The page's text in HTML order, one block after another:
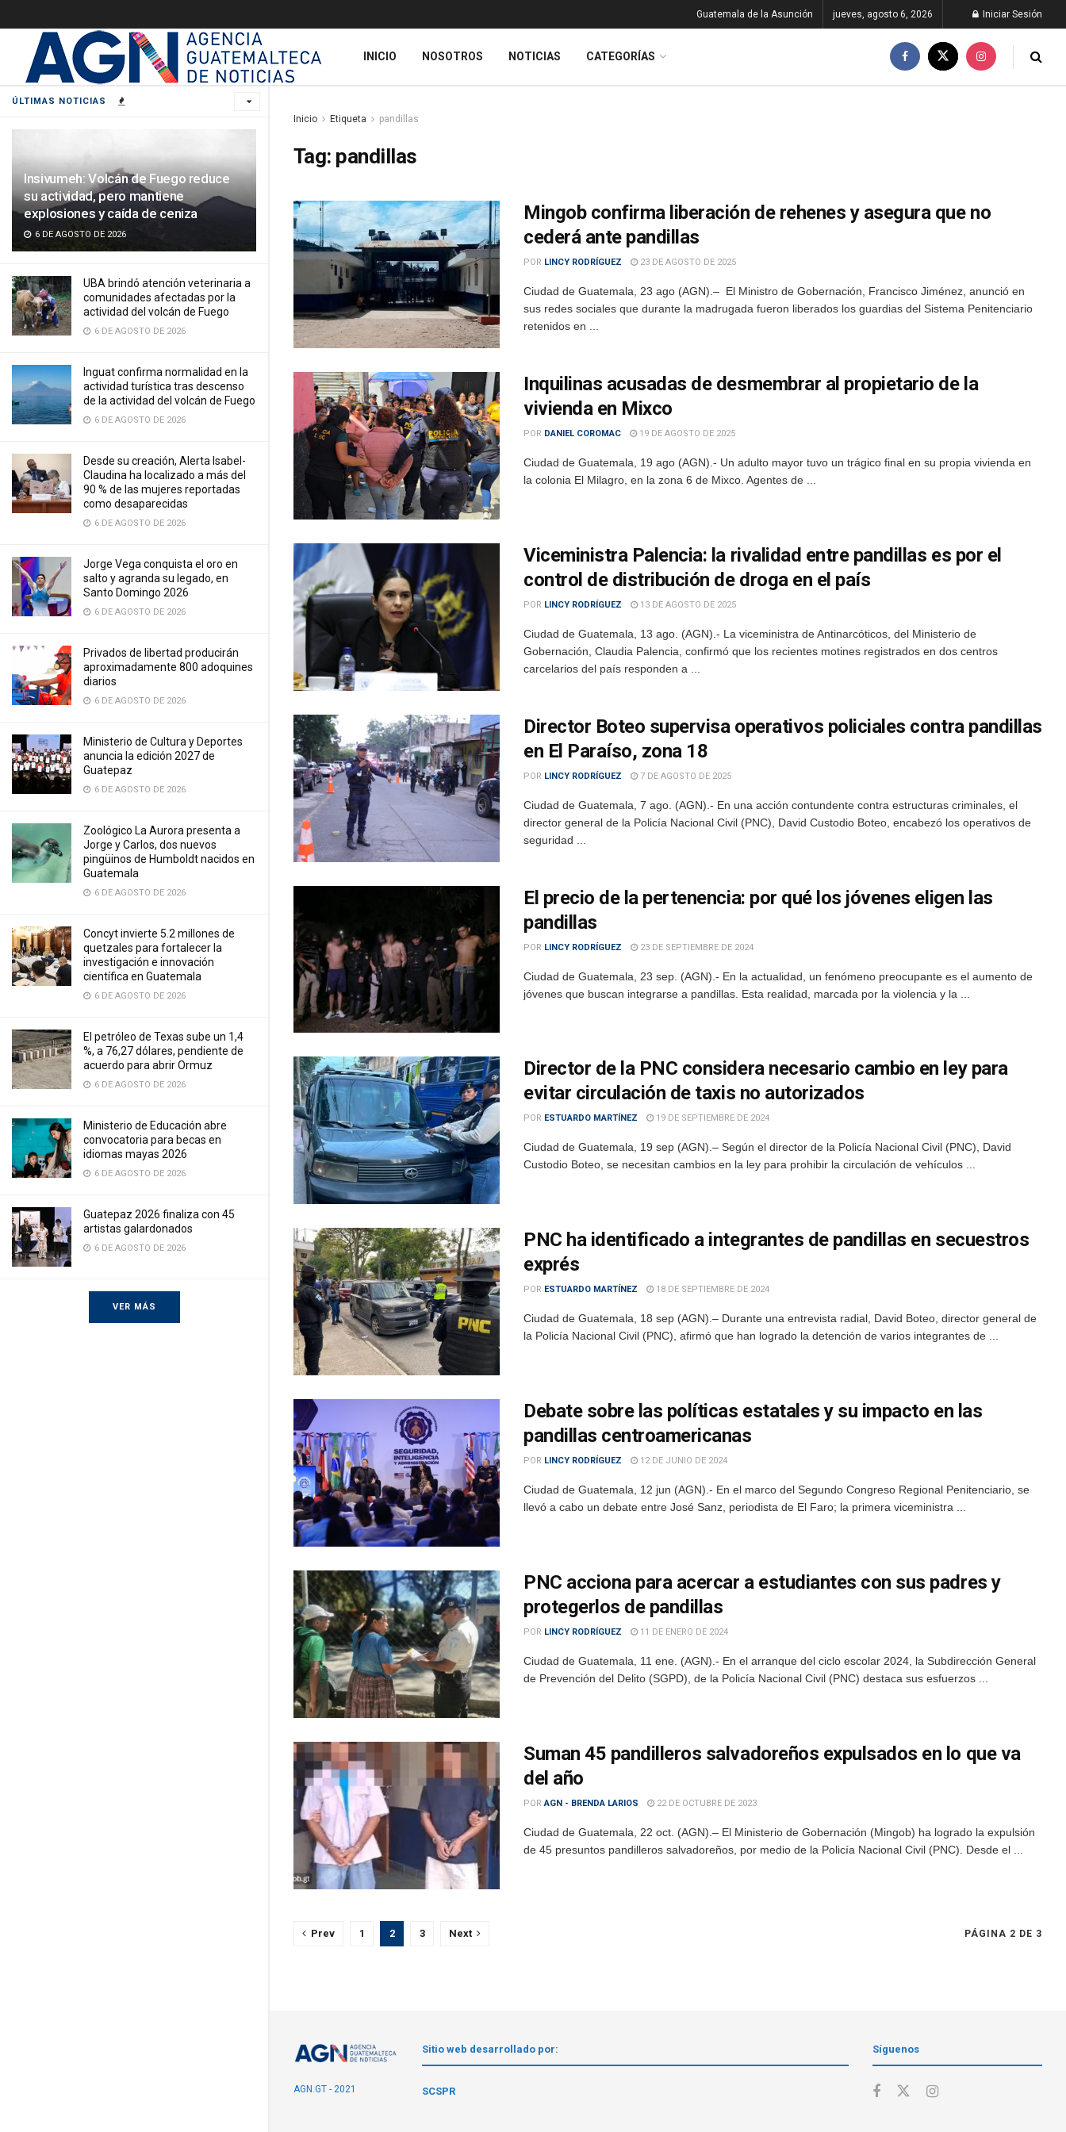
ÚLTIMAS NOTICIAS
Insivumeh: Volcán de Fuego reduce
su actividad, pero mantiene
explosiones y caída de ceniza
6 DE AGOSTO DE 2026
UBA brindó atención veterinaria a
comunidades afectadas por la
actividad del volcán de Fuego
6 DE AGOSTO DE 2026
Inguat confirma normalidad en la
actividad turística tras descenso
de la actividad del volcán de Fuego
6 DE AGOSTO DE 2026
Desde su creación, Alerta Isabel-
Claudina ha localizado a más del
90 % de las mujeres reportadas
como desaparecidas
6 DE AGOSTO DE 2026
Jorge Vega conquista el oro en
salto y agranda su legado, en
Santo Domingo 2026
6 DE AGOSTO DE 2026
Privados de libertad producirán
aproximadamente 800 adoquines
diarios
6 DE AGOSTO DE 2026
Ministerio de Cultura y Deportes
anuncia la edición 2027 de
Guatepaz
6 DE AGOSTO DE 2026
Zoológico La Aurora presenta a
Jorge y Carlos, dos nuevos
pingüinos de Humboldt nacidos en
Guatemala
6 DE AGOSTO DE 2026
Concyt invierte 5.2 millones de
quetzales para fortalecer la
investigación e innovación
científica en Guatemala
6 DE AGOSTO DE 2026
El petróleo de Texas sube un 1,4
%, a 76,27 dólares, pendiente de
acuerdo para abrir Ormuz
6 DE AGOSTO DE 2026
Ministerio de Educación abre
convocatoria para becas en
idiomas mayas 2026
6 DE AGOSTO DE 2026
Guatepaz 2026 finaliza con 45
artistas galardonados
6 DE AGOSTO DE 2026
VER MÁS
Guatemala de la Asunción jueves, agosto 6, 2026 Iniciar Sesión
INICIO NOSOTROS NOTICIAS CATEGORÍAS
Inicio Etiqueta pandillas
Tag: pandillas
Mingob confirma liberación de rehenes y asegura que no
cederá ante pandillas
POR LINCY RODRÍGUEZ 23 DE AGOSTO DE 2025
Ciudad de Guatemala, 23 ago (AGN).– El Ministro de Gobernación, Francisco Jiménez, anunció en
sus redes sociales que durante la madrugada fueron liberados los guardias del Sistema Penitenciario
retenidos en ...
Inquilinas acusadas de desmembrar al propietario de la
vivienda en Mixco
POR DANIEL COROMAC 19 DE AGOSTO DE 2025
Ciudad de Guatemala, 19 ago (AGN).- Un adulto mayor tuvo un trágico final en su propia vivienda en
la colonia El Milagro, en la zona 6 de Mixco. Agentes de ...
Viceministra Palencia: la rivalidad entre pandillas es por el
control de distribución de droga en el país
POR LINCY RODRÍGUEZ 13 DE AGOSTO DE 2025
Ciudad de Guatemala, 13 ago. (AGN).- La viceministra de Antinarcóticos, del Ministerio de
Gobernación, Claudia Palencia, confirmó que los recientes motines registrados en dos centros
carcelarios del país responden a ...
Director Boteo supervisa operativos policiales contra pandillas
en El Paraíso, zona 18
POR LINCY RODRÍGUEZ 7 DE AGOSTO DE 2025
Ciudad de Guatemala, 7 ago. (AGN).- En una acción contundente contra estructuras criminales, el
director general de la Policía Nacional Civil (PNC), David Custodio Boteo, encabezó los operativos de
seguridad ...
El precio de la pertenencia: por qué los jóvenes eligen las
pandillas
POR LINCY RODRÍGUEZ 23 DE SEPTIEMBRE DE 2024
Ciudad de Guatemala, 23 sep. (AGN).- En la actualidad, un fenómeno preocupante es el aumento de
jóvenes que buscan integrarse a pandillas. Esta realidad, marcada por la violencia y la ...
Director de la PNC considera necesario cambio en ley para
evitar circulación de taxis no autorizados
POR ESTUARDO MARTÍNEZ 19 DE SEPTIEMBRE DE 2024
Ciudad de Guatemala, 19 sep (AGN).– Según el director de la Policía Nacional Civil (PNC), David
Custodio Boteo, se necesitan cambios en la ley para prohibir la circulación de vehículos ...
PNC ha identificado a integrantes de pandillas en secuestros
exprés
POR ESTUARDO MARTÍNEZ 18 DE SEPTIEMBRE DE 2024
Ciudad de Guatemala, 18 sep (AGN).– Durante una entrevista radial, David Boteo, director general de
la Policía Nacional Civil (PNC), afirmó que han logrado la detención de varios integrantes de ...
Debate sobre las políticas estatales y su impacto en las
pandillas centroamericanas
POR LINCY RODRÍGUEZ 12 DE JUNIO DE 2024
Ciudad de Guatemala, 12 jun (AGN).- En el marco del Segundo Congreso Regional Penitenciario, se
llevó a cabo un debate entre José Sanz, periodista de El Faro; la primera viceministra ...
PNC acciona para acercar a estudiantes con sus padres y
protegerlos de pandillas
POR LINCY RODRÍGUEZ 11 DE ENERO DE 2024
Ciudad de Guatemala, 11 ene. (AGN).- En el arranque del ciclo escolar 2024, la Subdirección General
de Prevención del Delito (SGPD), de la Policía Nacional Civil (PNC) destaca sus esfuerzos ...
Suman 45 pandilleros salvadoreños expulsados en lo que va
del año
POR AGN - BRENDA LARIOS 22 DE OCTUBRE DE 2023
Ciudad de Guatemala, 22 oct. (AGN).– El Ministerio de Gobernación (Mingob) ha logrado la expulsión
de 45 presuntos pandilleros salvadoreños, por medio de la Policía Nacional Civil (PNC). Desde el ...
PÁGINA 2 DE 3
Prev 1 2 3 Next
AGN.GT - 2021
Sitio web desarrollado por:
SCSPR
Síguenos